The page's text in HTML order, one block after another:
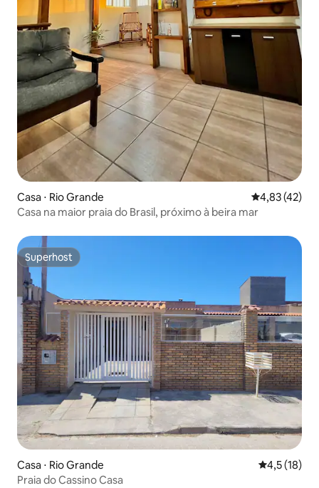
Casa ⋅ Rio Grande 4,83 de uma
4,83 (42)
Casa na maior praia do Brasil, próximo à beira mar
Superhost
Superhost
Casa ⋅ Rio Grande 4,5 de uma
4,5 (18)
Praia do Cassino Casa